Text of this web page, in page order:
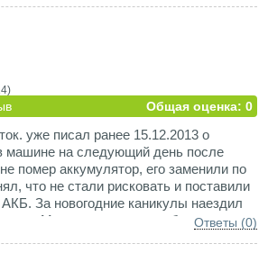
стоит.
Н3, Н3L ,H5L ,H5 TD MT и H5 TD AT!
под Липецком налаживается
ряда Great Wall! Складывается
либо совершил
намеренно,дабы ввести в
эту модель авто! А задние двери
у "трёшек" и "пятёрок",но это всё
инструмента и ловкости рук,за
, решается просто по обращению к
всё решаемо). P.S. у H6 пятая
изЮмительно!!! Приходите в
если возникли вопросы ,рад
Общая оценка: 0
уже писал ранее 15.12.2013 о
машине на следующий день после
помер аккумулятор, его заменили по
что не стали рисковать и поставили
За новогодние каникулы наездил
Машина показала себя хорошо,
бензина составил 9,5 литров, но
после обкатки двигателя расход
Ответы (0)